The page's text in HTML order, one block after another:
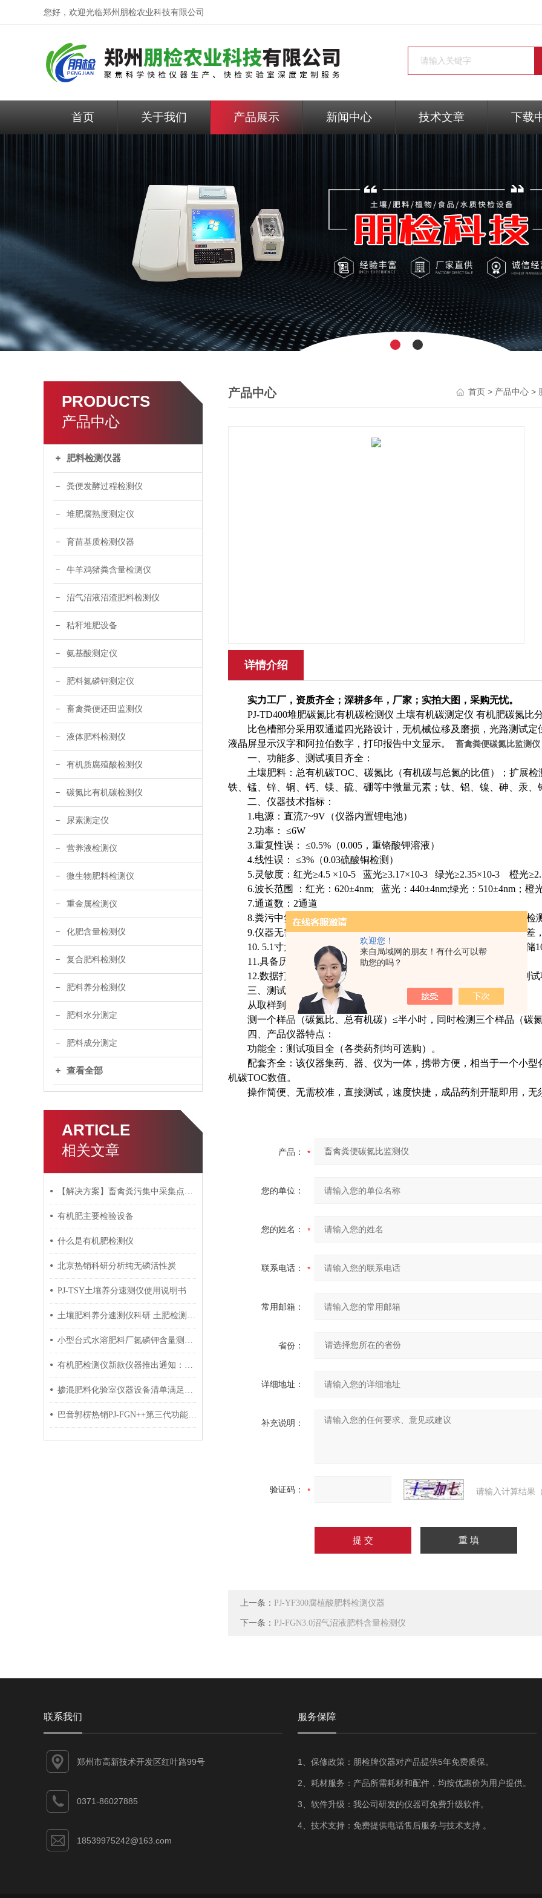
欢迎您！
来自局域网的朋友！有什么可以帮
助您的吗？
您好，欢迎光临郑州朋检农业科技有限公司
首页 关于我们 产品展示 新闻中心 技术文章 下载
PRODUCTS
产品中心
肥料检测仪器
粪便发酵过程检测仪
堆肥腐熟度测定仪
育苗基质检测仪器
牛羊鸡猪粪含量检测仪
沼气沼液沼渣肥料检测仪
秸秆堆肥设备
氨基酸测定仪
肥料氮磷钾测定仪
畜禽粪便还田监测仪
液体肥料检测仪
有机质腐殖酸检测仪
碳氮比有机碳检测仪
尿素测定仪
营养液检测仪
微生物肥料检测仪
重金属检测仪
化肥含量检测仪
复合肥料检测仪
肥料养分检测仪
肥料水分测定
肥料成分测定
查看全部
ARTICLE
相关文章
【解决方案】畜禽粪污集中采集点建设无害还田监测仪器设备
有机肥主要检验设备
什么是有机肥检测仪
北京热销科研分析纯无磷活性炭
PJ-TSY土壤养分速测仪使用说明书
土壤肥料养分速测仪科研 土肥检测厂家
小型台式水溶肥料厂氮磷钾含量测试仪器
有机肥检测仪新款仪器推出通知：PJ-FY2019*款
掺混肥料化验室仪器设备清单满足验收标准
巴音郭楞热销PJ-FGN++第三代功能型生物有机肥化验设备
产品中心 首页 > 产品中心 >
详情介绍
实力工厂，资质齐全；深耕多年，厂家；实拍大图，采购无忧。
PJ-TD400堆肥碳氮比有机碳检测仪 土壤有机碳测定仪 有机肥碳氮比
比色槽部分采用双通道四光路设计，无机械位移及磨损，光路测试定
液晶屏显示汉字和阿拉伯数字，打印报告中文显示。
畜禽粪便碳氮比监测仪
一、功能多、测试项目齐全：
土壤肥料：总有机碳TOC、碳氮比（有机碳与总氮的比值）；扩展
铁、锰、锌、铜、钙、镁、硫、硼等中微量元素；钛、铝、镍、砷、汞
二、仪器技术指标：
1.电源：直流7~9V（仪器内置锂电池）
2.功率： ≤6W
3.重复性误： ≤0.5%（0.005，重铬酸钾溶液）
4.线性误： ≤3%（0.03硫酸铜检测）
5.灵敏度：红光≥4.5 ×10-5 蓝光≥3.17×10-3 绿光≥2.35×10-3 橙光
6.波长范围 ：红光：620±4nm; 蓝光：440±4nm;绿光：510±4nm；橙
7.通道数：2通道
8.粪污中氮（N）、磷（P）、钾（K）等多养分同时、快速、准确检
9.仪器无需做空白和标准，样品直放直读，降低用户校准带来的误差
10. 5.1寸大屏幕中文汉字背光显示，自动存储打印检测结果，可存储
11.具备历史数据查询功能，可查询、打印测试结果。
12.数据打印：内置热敏打印机，可打印出测试日期、测试时间、测
三、测试速度：
畜禽粪便碳氮比监测仪
从取样到打印出结果总时间：
测一个样品（碳氮比、总有机碳） ≤半小时，同时检测三个样品（碳
四、产品仪器特点：
功能全：测试项目全（各类药剂均可选购）。
配套齐全：该仪器集药、器、仪为一体，携带方便，相当于一个小
机碳TOC数值。
操作简便、无需校准，直接测试，速度快捷，成品药剂开瓶即用，无
产品：
您的单位：
您的姓名：
联系电话：
常用邮箱：
省份：
详细地址：
补充说明：
验证码： 请输入计算结果
上一条： PJ-YF300腐植酸肥料检测仪器
下一条： PJ-FGN3.0沼气沼液肥料含量检测仪
联系我们
郑州市高新技术开发区红叶路99号
0371-86027885
18539975242@163.com
服务保障
1、保修政策：朋检牌仪器对产品提供5年免费质保。
2、耗材服务：产品所需耗材和配件，均按优惠价为用户提供。
3、软件升级：我公司研发的仪器可免费升级软件。
4、技术支持：免费提供电话售后服务与技术支持 。